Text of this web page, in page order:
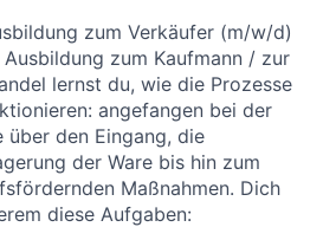
zum Verkäufer (m/w/d)
zum Kaufmann / zur
lernst du, wie die Prozesse
angefangen bei der
über den Eingang, die
der Ware bis hin zum
Maßnahmen. Dich
diese Aufgaben: